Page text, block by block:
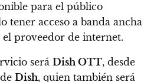
para el público
tener acceso a banda ancha
proveedor de internet.
será Dish OTT, desde
Dish, quien también será